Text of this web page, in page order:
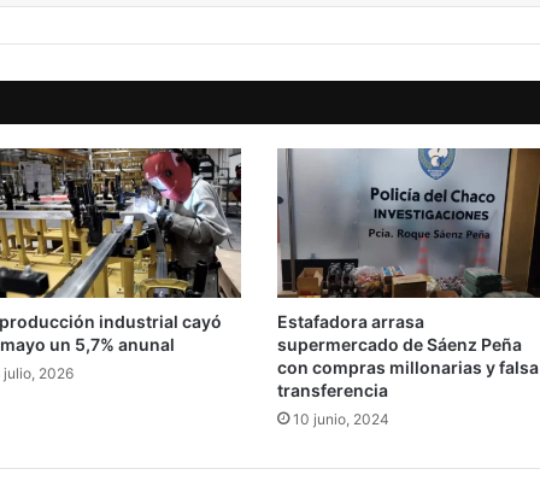
industrial cayó
un 5,7% anunal
julio, 2026
Estafadora arrasa
supermercado de Sáenz Peña
con compras millonarias y falsa
transferencia
10 junio, 2024